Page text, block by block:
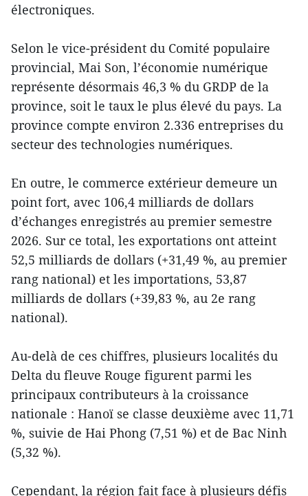
électroniques.
Selon le vice-président du Comité populaire
provincial, Mai Son, l’économie numérique
représente désormais 46,3 % du GRDP de la
province, soit le taux le plus élevé du pays. La
province compte environ 2.336 entreprises du
secteur des technologies numériques.
En outre, le commerce extérieur demeure un
point fort, avec 106,4 milliards de dollars
d’échanges enregistrés au premier semestre
2026. Sur ce total, les exportations ont atteint
52,5 milliards de dollars (+31,49 %, au premier
rang national) et les importations, 53,87
milliards de dollars (+39,83 %, au 2e rang
national).
Au-delà de ces chiffres, plusieurs localités du
Delta du fleuve Rouge figurent parmi les
principaux contributeurs à la croissance
nationale : Hanoï se classe deuxième avec 11,71
%, suivie de Hai Phong (7,51 %) et de Bac Ninh
(5,32 %).
Cependant, la région fait face à plusieurs défis